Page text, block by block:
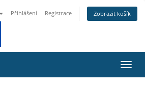
Přihlášení Registrace Zobrazit košík